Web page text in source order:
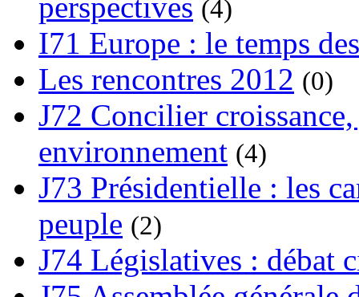
(4)
I71 Europe : le temps
Les rencontres 2012 (0)
J72 Concilier
environnement (4)
J73 Présidentielle : les
peuple (2)
J74 Législatives : débat